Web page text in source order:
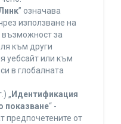
” означава
използване на
възможност за
към други
уебсайт или към
в глобалната
„ Идентификация
показване“ -
предпочетените от